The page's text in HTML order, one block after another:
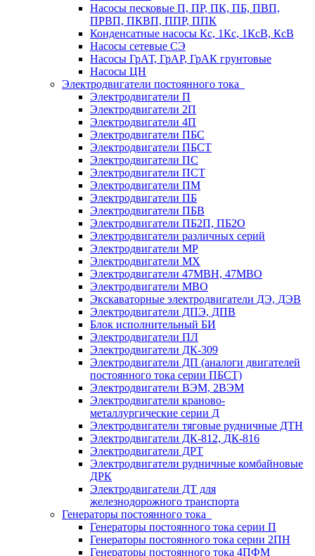
Насосы песковые П, ПР, ПК, ПБ, ПВП,
ПРВП, ПКВП, ППР, ППК
Конденсатные насосы Кс, 1Кс, 1КсВ, КсВ
Насосы сетевые СЭ
Насосы ГрАТ, ГрАР, ГрАК грунтовые
Насосы ЦН
Электродвигатели постоянного тока
Электродвигатели П
Электродвигатели 2П
Электродвигатели 4П
Электродвигатели ПБС
Электродвигатели ПБСТ
Электродвигатели ПС
Электродвигатели ПСТ
Электродвигатели ПМ
Электродвигатели ПБ
Электродвигатели ПБВ
Электродвигатели ПБ2П, ПБ2О
Электродвигатели различных серий
Электродвигатели МР
Электродвигатели MX
Электродвигатели 47MBH, 47МВО
Электродвигатели MBO
Экскаваторные электродвигатели ДЭ, ДЭВ
Электродвигатели ДПЭ, ДПВ
Блок исполнительный БИ
Электродвигатели ПЛ
Электродвигатели ДК-309
Электродвигатели ДП (аналоги двигателей
постоянного тока серии ПБСТ)
Электродвигатели ВЭМ, 2ВЭМ
Электродвигатели краново-
металлургические серии Д
Электродвигатели тяговые рудничные ДТН
Электродвигатели ДК-812, ДК-816
Электродвигатели ДРТ
Электродвигатели рудничные комбайновые
ДРК
Электродвигатели ДТ для
железнодорожного транспорта
Генераторы постоянного тока
Генераторы постоянного тока серии П
Генераторы постоянного тока серии 2ПН
Генераторы постоянного тока 4ПФМ